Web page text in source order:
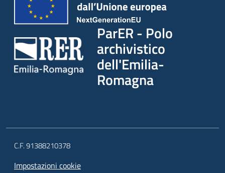
ParER - Polo
archivistico
dell'Emilia-
Romagna
C.F. 91388210378
Impostazioni cookie